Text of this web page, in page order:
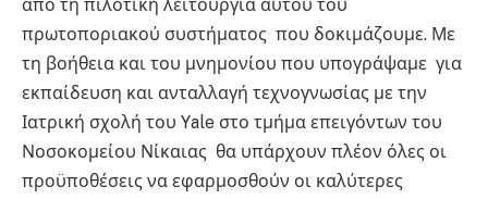
από τη πιλοτική λειτουργία αυτού του
πρωτοποριακού συστήματος που δοκιμάζουμε. Με
τη βοήθεια και του μνημονίου που υπογράψαμε για
εκπαίδευση και ανταλλαγή τεχνογνωσίας με την
Ιατρική σχολή του Υale στο τμήμα επειγόντων του
Νοσοκομείου Νίκαιας θα υπάρχουν πλέον όλες οι
προϋποθέσεις να εφαρμοσθούν οι καλύτερες